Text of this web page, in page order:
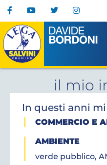
il mio
In questi anni
COMMERCIO E
AMBIENTE
verde pubblico,